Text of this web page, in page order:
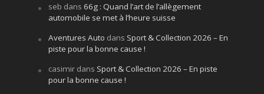
seb dans 66g : Quand l’art de l’allègement
automobile se met à l’heure suisse
Aventures Auto dans Sport & Collection 2026 – En
piste pour la bonne cause !
casimirdans Sport & Collection 2026 – En piste
pour la bonne cause !